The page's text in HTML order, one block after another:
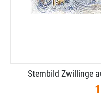
Sternbild Zwillinge